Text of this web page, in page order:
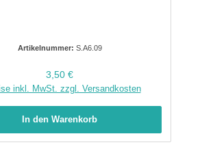
Artikelnummer: S.A6.09
Regulärer Preis:
3,50 €
inkl. MwSt. zzgl. Versandkosten
In den Warenkorb